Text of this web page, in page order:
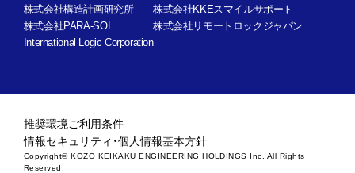
株式会社構造計画研究所
株式会社KKEスマイルサポート
株式会社PARA-SOL
株式会社リモートロックジャパン
International Logic Corporation
推奨環境ご利用条件
情報セキュリティ・個人情報基本方針
Copyright© KOZO KEIKAKU ENGINEERING HOLDINGS Inc. All Rights
Reserved.